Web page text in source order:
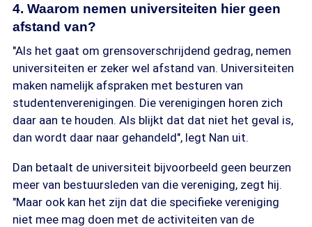
4. Waarom nemen universiteiten hier geen
afstand van?
"Als het gaat om grensoverschrijdend gedrag, nemen
universiteiten er zeker wel afstand van. Universiteiten
maken namelijk afspraken met besturen van
studentenverenigingen. Die verenigingen horen zich
daar aan te houden. Als blijkt dat dat niet het geval is,
dan wordt daar naar gehandeld", legt Nan uit.
Dan betaalt de universiteit bijvoorbeeld geen beurzen
meer van bestuursleden van die vereniging, zegt hij.
"Maar ook kan het zijn dat die specifieke vereniging
niet mee mag doen met de activiteiten van de